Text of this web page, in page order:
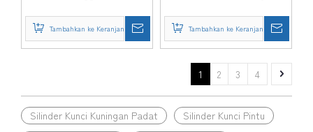
DDLC003-60mm-SN
Tambahkan ke Keranjang
Tempat Tinggal-DDLC003-
65mm-CP
Tambahkan ke Keranjang
1 2 3 4
Silinder Kunci Kuningan Padat
Silinder Kunci Pintu